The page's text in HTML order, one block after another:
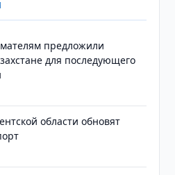
предложили
для последующего
области обновят